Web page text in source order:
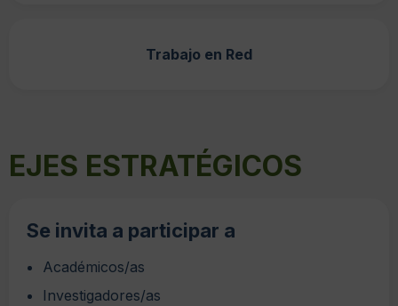
Trabajo en Red
EJES ESTRATÉGICOS
Se invita a participar a
Académicos/as
Investigadores/as